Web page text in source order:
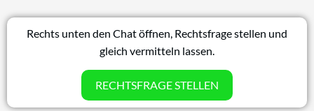
Rechts unten den Chat öffnen, Rechtsfrage stellen und
gleich vermitteln lassen.
RECHTSFRAGE STELLEN